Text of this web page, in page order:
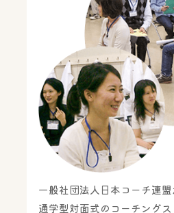
一般社団法人日本コーチ連
通学型対面式のコーチング